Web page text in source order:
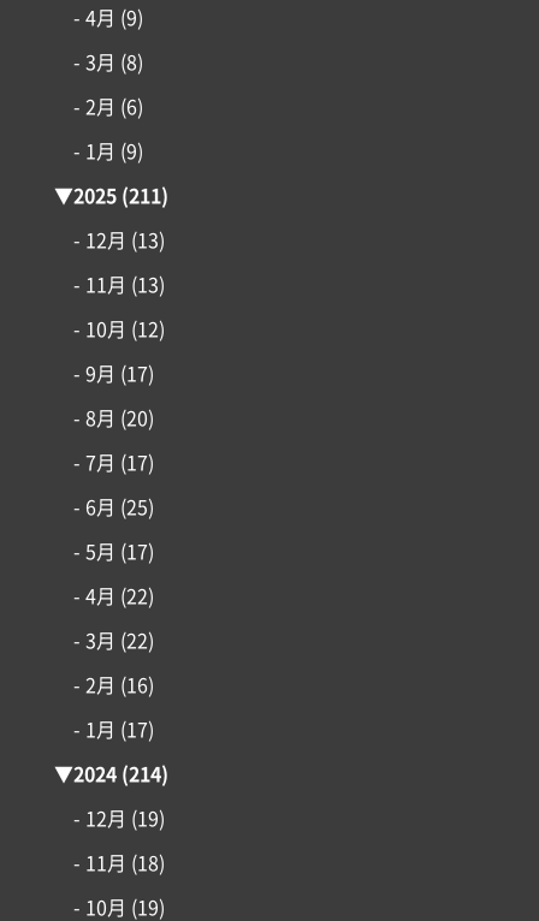
コンセプト
施工事例
はじめての家づくり
アイフルホームについて
リフォーム・リノベーション
土地情報
インフォメーション
- 4月 (9)
- 3月 (8)
- 2月 (6)
- 1月 (9)
▼2025(211)
- 12月 (13)
- 11月 (13)
- 10月 (12)
- 9月 (17)
- 8月 (20)
- 7月 (17)
- 6月 (25)
- 5月 (17)
- 4月 (22)
- 3月 (22)
- 2月 (16)
- 1月 (17)
▼2024(214)
- 12月 (19)
- 11月 (18)
- 10月 (19)